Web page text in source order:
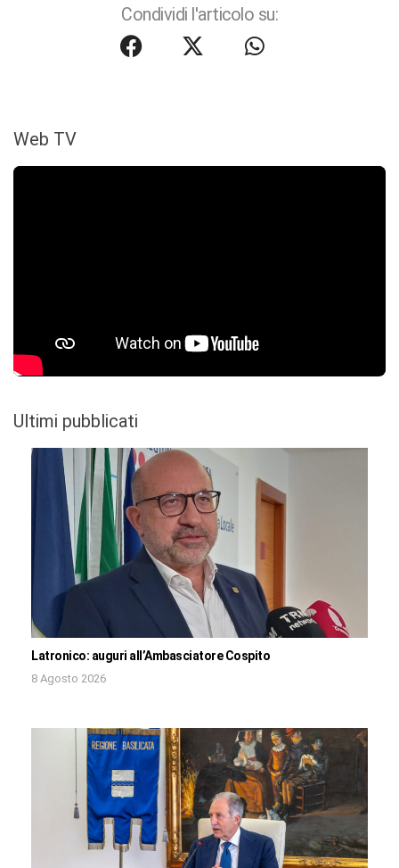
Condividi l'articolo su:
Web TV
Ultimi pubblicati
Latronico: auguri all’Ambasciatore Cospito
8 Agosto 2026